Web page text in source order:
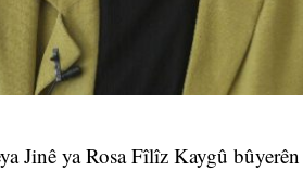
Jinê ya Rosa Fîlîz Kaygû